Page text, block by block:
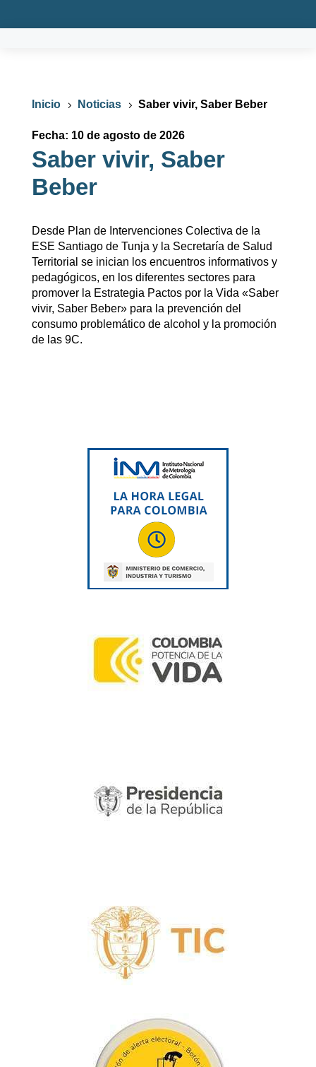
Inicio 5 Noticias 5 Saber vivir, Saber Beber
Fecha: 10 de agosto de 2026
Saber vivir, Saber
Beber
Desde Plan de Intervenciones Colectiva de la
ESE Santiago de Tunja y la Secretaría de Salud
Territorial se inician los encuentros informativos y
pedagógicos, en los diferentes sectores para
promover la Estrategia Pactos por la Vida «Saber
vivir, Saber Beber» para la prevención del
consumo problemático de alcohol y la promoción
de las 9C.